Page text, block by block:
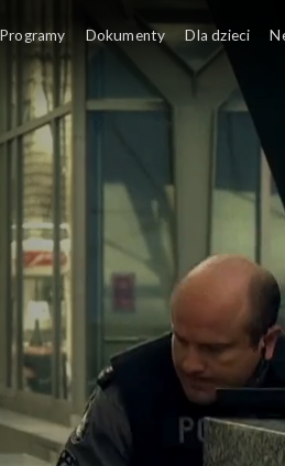
Programy Dokumenty Dla dzieci